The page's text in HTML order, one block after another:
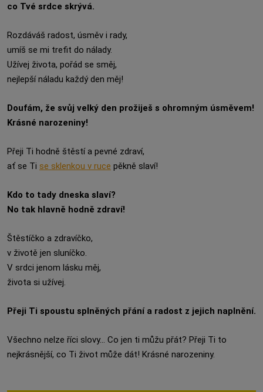
co Tvé srdce skrývá.
Rozdáváš radost, úsměv i rady,
umíš se mi trefit do nálady.
Užívej života, pořád se směj,
nejlepší náladu každý den měj!
Doufám, že svůj velký den prožiješ s ohromným úsměvem!
Krásné narozeniny!
Přeji Ti hodně štěstí a pevné zdraví,
ať se Ti se sklenkou v ruce pěkně slaví!
Kdo to tady dneska slaví?
No tak hlavně hodně zdraví!
Štěstíčko a zdravíčko,
v životě jen sluníčko.
V srdci jenom lásku měj,
života si užívej.
Přeji Ti spoustu splněných přání a radost z jejich naplnění.
Všechno nelze říci slovy... Co jen ti můžu přát? Přeji Ti to
nejkrásnější, co Ti život může dát! Krásné narozeniny.